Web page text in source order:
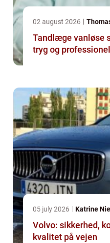
02 august 2026
Tandlæge vanløse sådan finder du en
tryg og
05 july 2026 Katrine
Volvo: sikkerhed,
kvalitet på vejen